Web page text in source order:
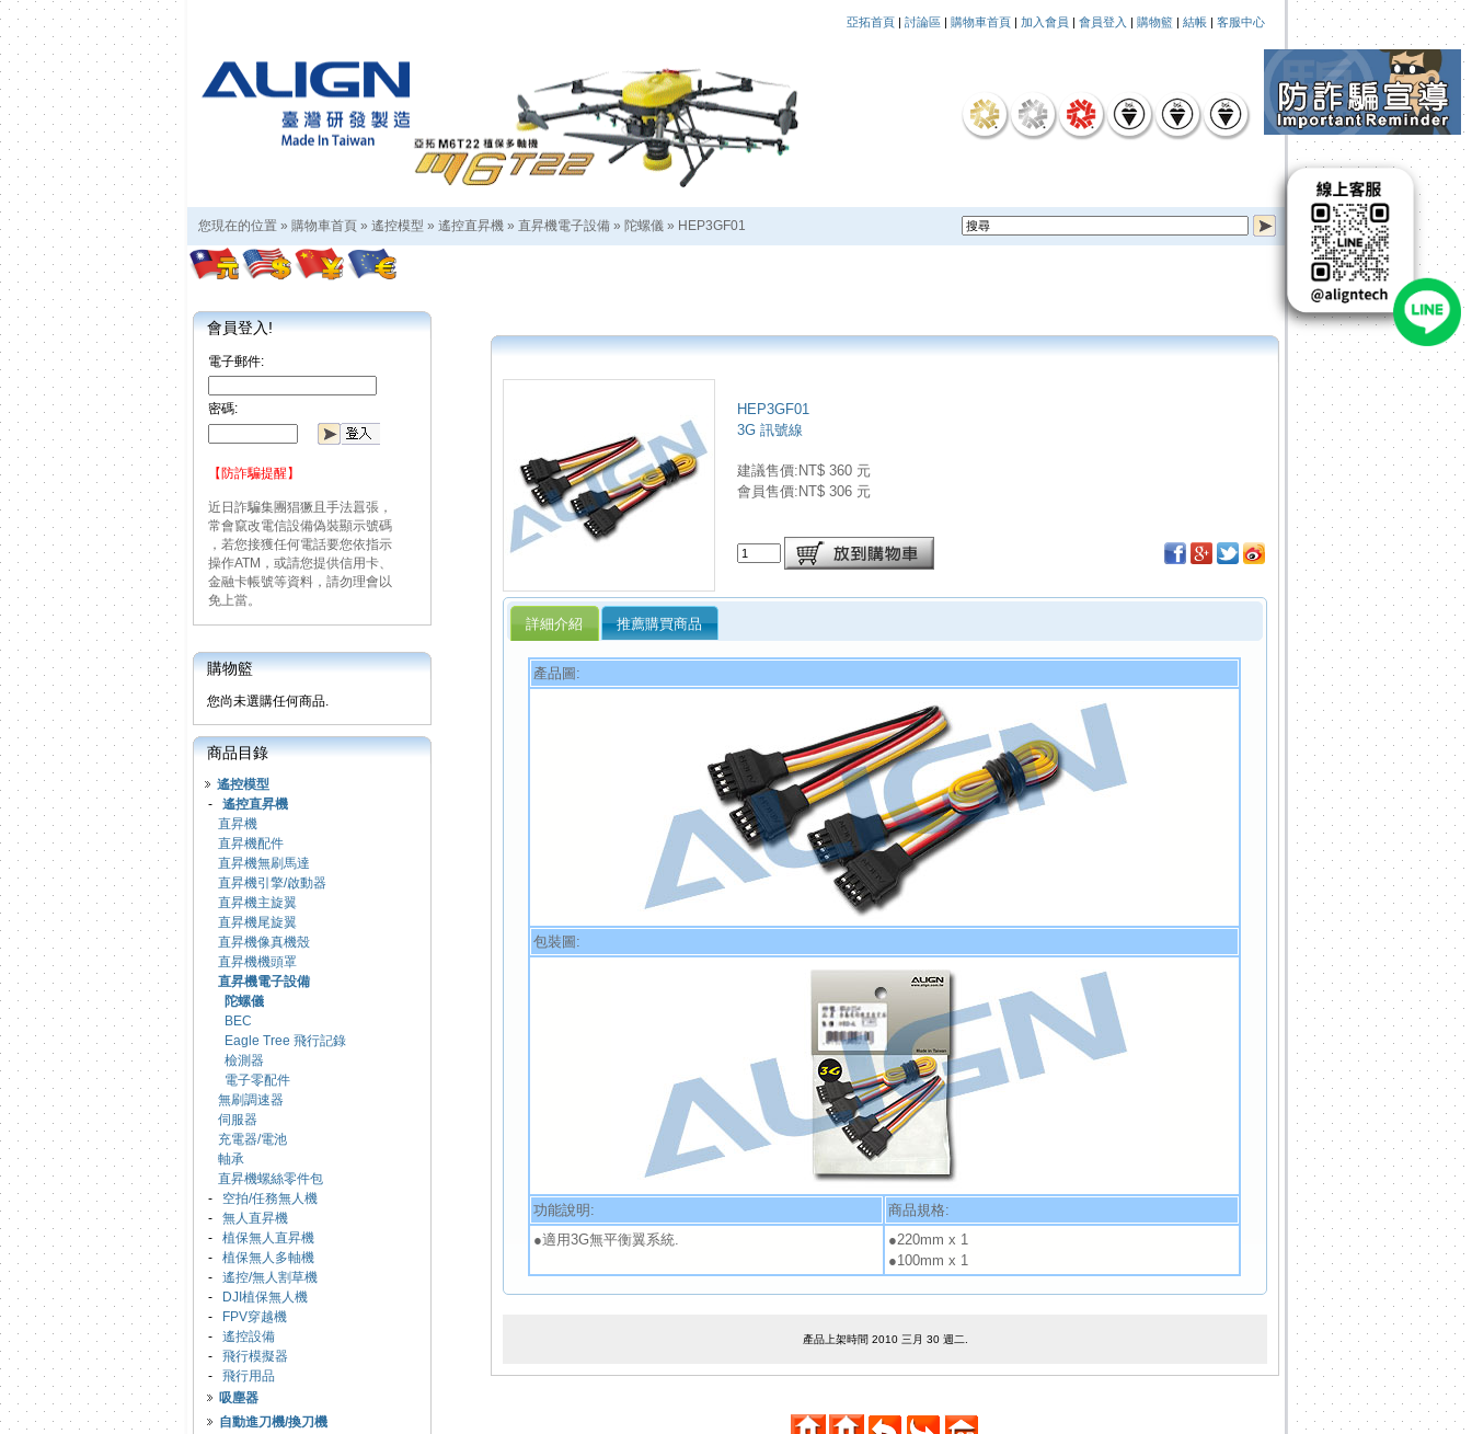
亞拓首頁 | 討論區 | 購物車首頁 | 加入會員 | 會員登入 | 購物籃 | 結帳 | 客服中心
您現在的位置 » 購物車首頁 » 遙控模型 » 遙控直昇機 » 直昇機電子設備 » 陀螺儀 » HEP3GF01
會員登入!
電子郵件:
密碼:
【防詐騙提醒】
近日詐騙集團猖獗且手法囂張，
常會竄改電信設備偽裝顯示號碼
，若您接獲任何電話要您依指示
操作ATM，或請您提供信用卡、
金融卡帳號等資料，請勿理會以
免上當。
購物籃
您尚未選購任何商品.
商品目錄
遙控模型
- 遙控直昇機
直昇機
直昇機配件
直昇機無刷馬達
直昇機引擎/啟動器
直昇機主旋翼
直昇機尾旋翼
直昇機像真機殼
直昇機機頭罩
直昇機電子設備
陀螺儀
BEC
Eagle Tree 飛行記錄
檢測器
電子零配件
無刷調速器
伺服器
充電器/電池
軸承
直昇機螺絲零件包
- 空拍/任務無人機
- 無人直昇機
- 植保無人直昇機
- 植保無人多軸機
- 遙控/無人割草機
-
DJI植保無人機
-
FPV穿越機
- 遙控設備
- 飛行模擬器
- 飛行用品
吸塵器
自動進刀機/換刀機
HEP3GF01
3G 訊號線
建議售價:NT$ 360 元
會員售價:NT$ 306 元
詳細介紹 推薦購買商品
產品圖:
包裝圖:
功能說明:
商品規格:
●適用3G無平衡翼系統.
●220mm x 1
●100mm x 1
產品上架時間 2010 三月 30 週二.